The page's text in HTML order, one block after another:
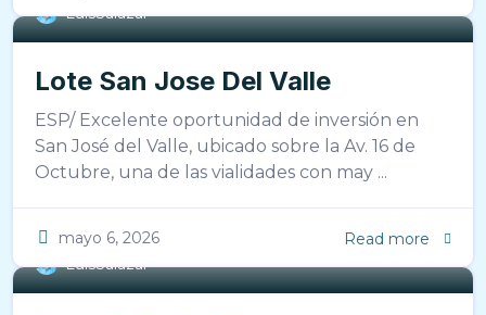
LuisSalazar
Lote San Jose Del Valle
ESP/ Excelente oportunidad de inversión en
San José del Valle, ubicado sobre la Av. 16 de
Octubre, una de las vialidades con may ...
mayo 6, 2026
Read more
LuisSalazar